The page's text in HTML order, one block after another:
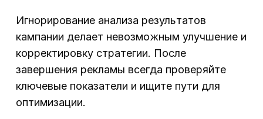
Игнорирование анализа результатов
кампании делает невозможным улучшение и
корректировку стратегии. После
завершения рекламы всегда проверяйте
ключевые показатели и ищите пути для
оптимизации.